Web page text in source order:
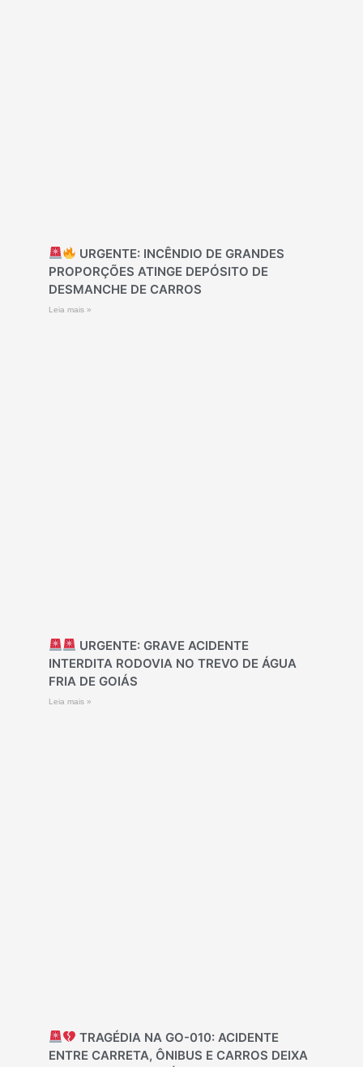
URGENTE: INCÊNDIO DE GRANDES
PROPORÇÕES ATINGE DEPÓSITO DE
DESMANCHE DE CARROS
Leia mais »
URGENTE: GRAVE ACIDENTE
INTERDITA RODOVIA NO TREVO DE ÁGUA
FRIA DE GOIÁS
Leia mais »
TRAGÉDIA NA GO-010: ACIDENTE
ENTRE CARRETA, ÔNIBUS E CARROS DEIXA